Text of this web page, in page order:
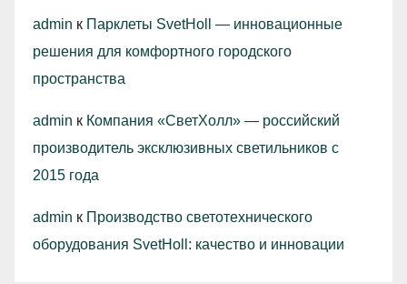
admin к Парклеты SvetHoll — инновационные
решения для комфортного городского
пространства
admin к Компания «СветХолл» — российский
производитель эксклюзивных светильников с
2015 года
admin к Производство светотехнического
оборудования SvetHoll: качество и инновации